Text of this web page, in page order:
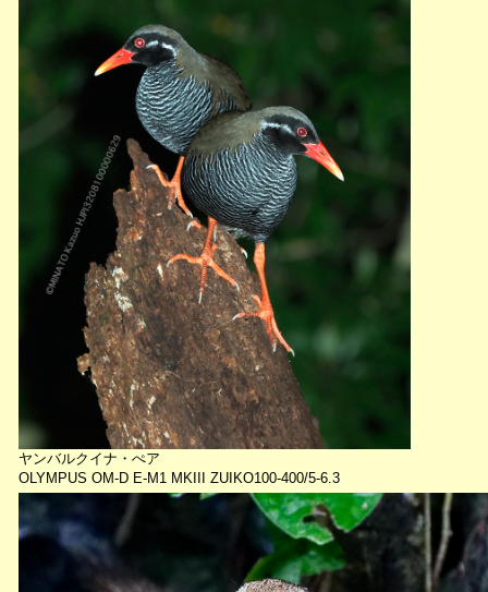
ヤンバルクイナ・ぺア
OLYMPUS OM-D E-M1 MKIII ZUIKO100-400/5-6.3